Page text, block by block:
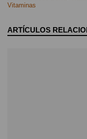
Vitaminas
ARTÍCULOS